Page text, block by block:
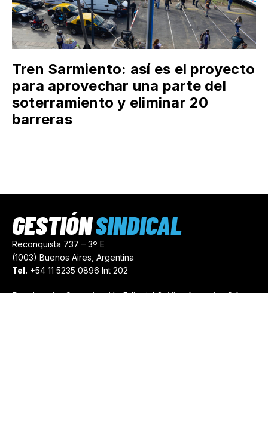
Tren Sarmiento: así es el proyecto
para aprovechar una parte del
soterramiento y eliminar 20
barreras
Reconquista 737 – 3º E
(1003) Buenos Aires, Argentina
Tel. +54 11 5235 0896 Int 202
Propietario:Comunicación Editorial Gráfica Argentina S.A.
GESTIÓNSINDICAL